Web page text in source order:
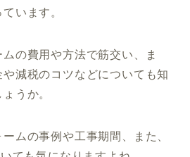
います。
の費用や方法で筋交い、ま
減税のコツなどについても知
うか。
ムの事例や工事期間、また、